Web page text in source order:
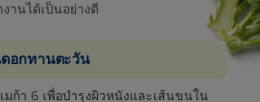
านได้เป็นอย่างดี
อกทานตะวัน
มก้า 6 เพื่อบำรุงผิวหนังและเส้นขนใน